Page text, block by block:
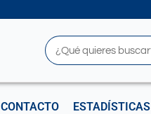
Buscar
CONTACTO ESTADÍSTICAS